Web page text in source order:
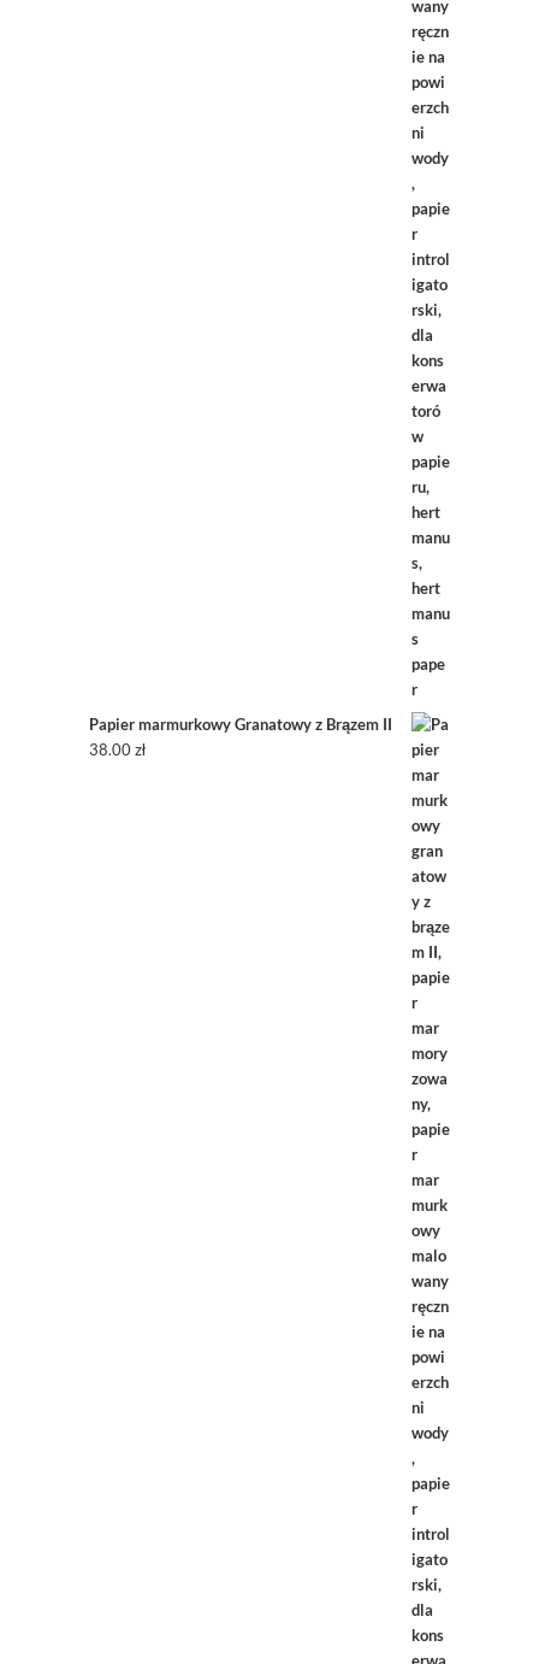
Papier marmurkowy Granatowy z Brązem II
38.00zł